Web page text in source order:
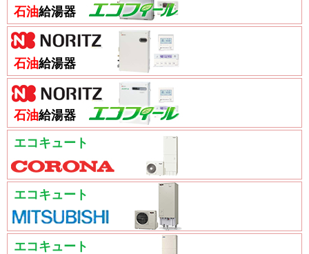
石油給湯器
石油給湯器
石油給湯器
エコキュート
エコキュート
エコキュート